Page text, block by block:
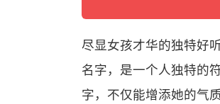
尽显女孩才华的独特好
名字，是一个人独特的
字，不仅能增添她的气